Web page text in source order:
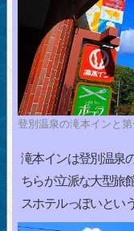
登別温泉の滝本インと
滝本インは登別温泉
ちらが立派な大型旅
スホテルっぽいとい